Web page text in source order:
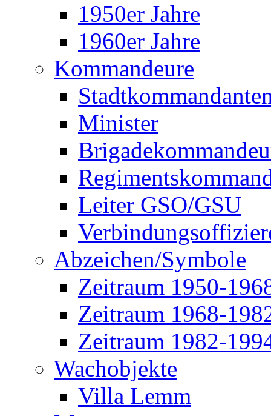
1950er Jahre
1960er Jahre
Kommandeure
Minister
Leiter GSO/GSU
Abzeichen/Symbole
Zeitraum 1950-
Zeitraum 1968-
Zeitraum 1982-
Wachobjekte
Villa Lemm